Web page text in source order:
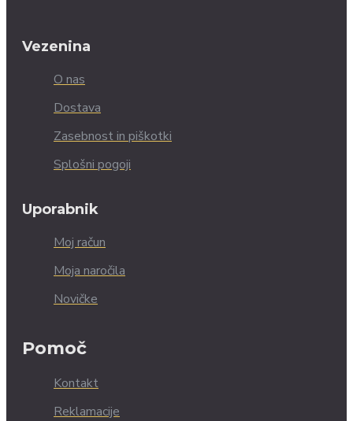
Vezenina
O nas
Dostava
Zasebnost in piškotki
Splošni pogoji
Uporabnik
Moj račun
Moja naročila
Novičke
Pomoč
Kontakt
Reklamacije